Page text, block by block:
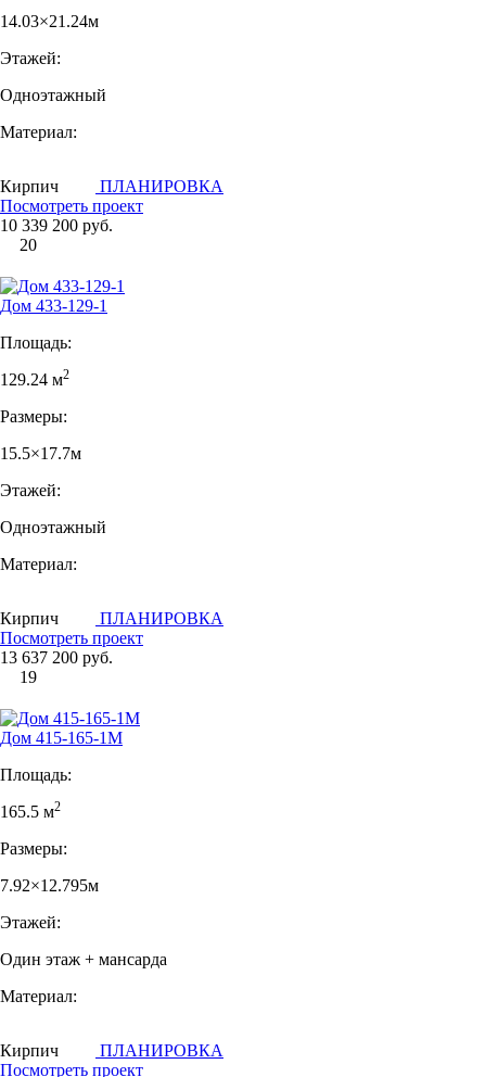
14.03×21.24м
Этажей:
Одноэтажный
Материал:
Кирпич
ПЛАНИРОВКА
Посмотреть проект
10 339 200 руб.
20
Дом 433-129-1
Площадь:
129.24 м2
Размеры:
15.5×17.7м
Этажей:
Одноэтажный
Материал:
Кирпич
ПЛАНИРОВКА
Посмотреть проект
13 637 200 руб.
19
Дом 415-165-1М
Площадь:
165.5 м2
Размеры:
7.92×12.795м
Этажей:
Один этаж + мансарда
Материал:
Кирпич
ПЛАНИРОВКА
Посмотреть проект